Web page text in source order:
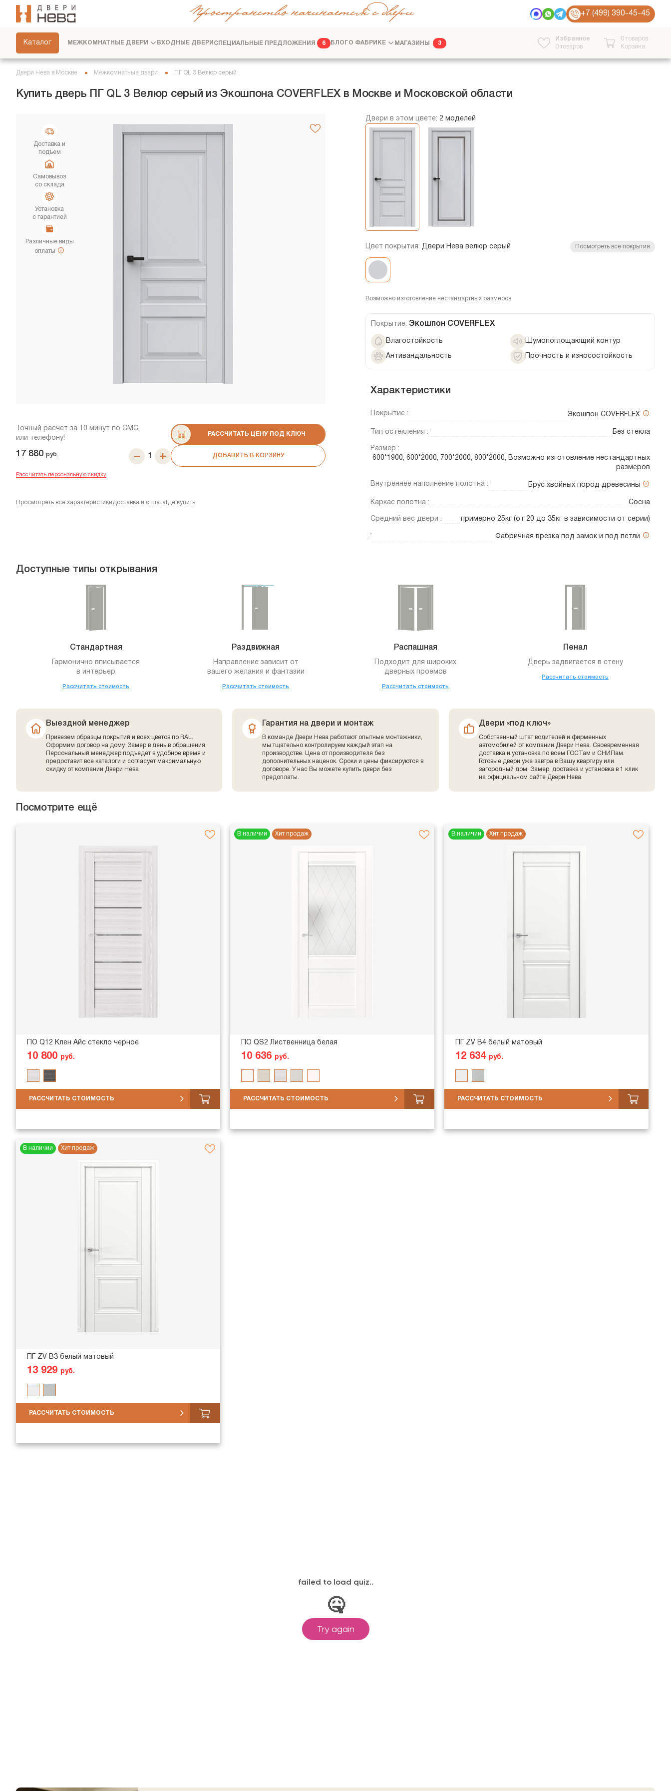
Пространство начинается с двери +7 (499) 390-45-45
Каталог
СКРЫТЫЕ ДВЕРИ
ДЕКОРАТИВНЫЕ РЕЙКИ
СЕРВИС
МЕЖКОМНАТНЫЕ ДВЕРИ ВХОДНЫЕ ДВЕРИ СПЕЦИАЛЬНЫЕ ПРЕДЛОЖЕНИЯ 6 БЛОГО ФАБРИКЕ
МАГАЗИНЫ 3
Избранное
0 товаров
0 товаров
Корзина
Двери Нева в Москве Межкомнатные двери ПГ QL 3 Велюр серый
Купить дверь ПГ QL 3 Велюр серый из Экошпона COVERFLEX в Москве и Московской области
Доставка и
подъем
Самовывоз
со склада
Установка
с гарантией
Различные виды
оплаты
Точный расчет за 10 минут по СМС
или телефону!
17 880 руб.
РАССЧИТАТЬ ЦЕНУ ПОД КЛЮЧ
ДОБАВИТЬ В КОРЗИНУ
Рассчитать персональную скидку
Просмотреть все характеристики Доставка и оплата Где купить
Двери в этом цвете: 2 моделей
Цвет покрытия: Двери Нева велюр серый Посмотреть все покрытия
Возможно изготовление нестандартных размеров
Покрытие: Экошпон COVERFLEX
Влагостойкость Шумопоглощающий контур
Антивандальность Прочность и износостойкость
Характеристики
Покрытие : Экошпон COVERFLEX
Тип остекления : Без стекла
Размер :
600*1900, 600*2000, 700*2000, 800*2000, Возможно изготовление нестандартных
размеров
Внутреннее наполнение полотна : Брус хвойных пород древесины
Каркас полотна : Сосна
Средний вес двери : примерно 25кг (от 20 до 35кг в зависимости от серии)
: Фабричная врезка под замок и под петли
Доступные типы открывания
Стандартная
Гармонично вписывается
в интерьер
Рассчитать стоимость
Раздвижная
Направление зависит от
вашего желания и фантазии
Рассчитать стоимость
Распашная
Подходит для широких
дверных проемов
Рассчитать стоимость
Пенал
Дверь задвигается в стену
Рассчитать стоимость
Выездной менеджер
Привезем образцы покрытий и всех цветов по RAL.
Оформим договор на дому. Замер в день в обращения.
Персональный менеджер подъедет в удобное время и
предоставит все каталоги и согласует максимальную
скидку от компании Двери Нева
Гарантия на двери и монтаж
В команде Двери Нева работают опытные монтажники,
мы тщательно контролируем каждый этап на
производстве. Цена от производителя без
дополнительных наценок. Сроки и цены фиксируются в
договоре. У нас Вы можете купить двери без
предоплаты.
Двери «под ключ»
Собственный штат водителей и фирменных
автомобилей от компании Двери Нева. Своевременная
доставка и установка по всем ГОСТам и СНИПам.
Готовые двери уже завтра в Вашу квартиру или
загородный дом. Замер, доставка и установка в 1 клик
на официальном сайте Двери Нева.
Посмотрите ещё
ПО Q12 Клен Айс стекло черное
10 800 руб.
РАССЧИТАТЬ СТОИМОСТЬ
В наличии Хит продаж
ПО QS2 Лиственница белая
10 636 руб.
РАССЧИТАТЬ СТОИМОСТЬ
В наличии Хит продаж
ПГ ZV В4 белый матовый
12 634 руб.
РАССЧИТАТЬ СТОИМОСТЬ
В наличии Хит продаж
ПГ ZV В3 белый матовый
13 929 руб.
РАССЧИТАТЬ СТОИМОСТЬ